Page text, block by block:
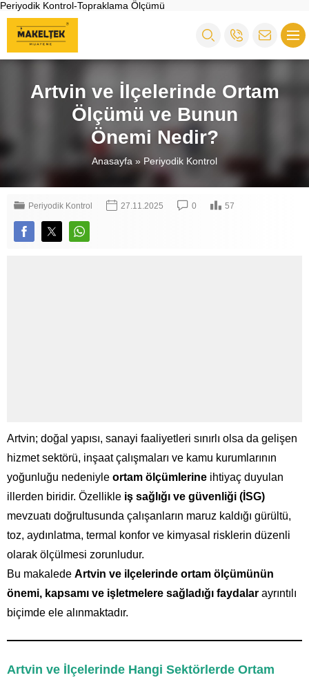
Periyodik Kontrol-Topraklama Ölçümü
Artvin ve İlçelerinde Ortam
Ölçümü ve Bunun
Önemi Nedir?
Anasayfa » Periyodik Kontrol
Periyodik Kontrol 27.11.2025 0 57
Artvin; doğal yapısı, sanayi faaliyetleri sınırlı olsa da gelişen
hizmet sektörü, inşaat çalışmaları ve kamu kurumlarının
yoğunluğu nedeniyle ortam ölçümlerine ihtiyaç duyulan
illerden biridir. Özellikle iş sağlığı ve güvenliği (İSG)
mevzuatı doğrultusunda çalışanların maruz kaldığı gürültü,
toz, aydınlatma, termal konfor ve kimyasal risklerin düzenli
olarak ölçülmesi zorunludur.
Bu makalede Artvin ve ilçelerinde ortam ölçümünün
önemi, kapsamı ve işletmelere sağladığı faydalar ayrıntılı
biçimde ele alınmaktadır.
Artvin ve İlçelerinde Hangi Sektörlerde Ortam